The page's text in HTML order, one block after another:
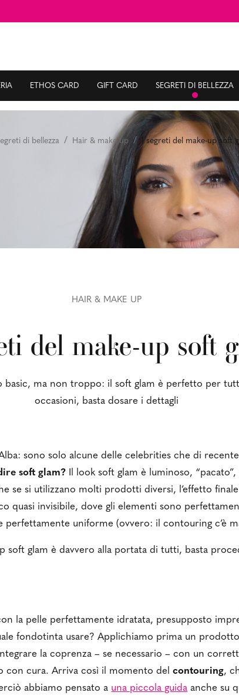
ETHOS CARD GIFT CARD SEGRETI DI BELLEZZA
di bellezza Hair & make up I segreti del make-up soft
HAIR & MAKE UP
del make-up soft
basic, ma non troppo: il soft glam è perfetto per
occasioni, basta dosare i dettagli
sono solo alcune delle celebrities che di
soft glam? Il look soft glam è luminoso,
se si utilizzano molti prodotti diversi, l’effetto
quasi invisibile, dove gli elementi sono
uniforme (ovvero: il contouring c’è
soft glam è davvero alla portata di tutti, basta
la pelle perfettamente idratata, presupposto
fondotinta usare? Applichiamo prima un
la coprenza – se necessario – con un
con cura. Arriva così il momento delcontouring,
abbiamo pensato a una piccola guida anche su